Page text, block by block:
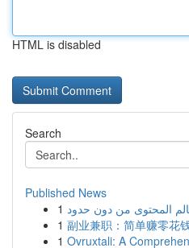
HTML is disabled
Search
Published News
1 المحتوى من دون حدود
1 副业兼职：简单赚零花
1 Ovruxtali: A